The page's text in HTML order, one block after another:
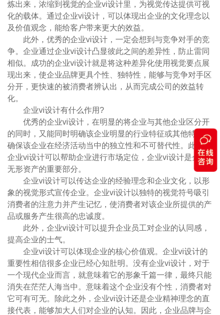
炼出来，浓缩到视觉的企业vi设计里，为视觉传达提供可视
化的载体。通过企业vi设计，可以体现出企业的文化理念以
及价值观念，能给客户带来更大的效益。
此外，优秀的企业vi设计，一定会想到与竞争对手的竞
争。企业通过企业vi设计凸显彼此之间的差异性，防止雷同
相似。成功的企业vi设计就是将这种差异化使用视觉要点展
现出来，使企业品牌更具个性、独特性，能够与竞争对手区
分开，更快速的被消费者辨认出，从而完成公司的效益转
化。
企业vi设计有什么作用?
优秀的企业vi设计，在明显的将企业与其他企业区分开
的同时，又能同时明确该企业明显的行业特征或其他特征，
确保该企业在经济活动当中的独立性和不可替代性。此外，
企业vi设计可以帮助企业进行市场定位，企业vi设计是企业
无形资产的重要部分。
企业vi设计可以传达企业的经验理念和企业文化，以形
象的视觉形式宣传企业。企业vi设计以独特的视觉符号吸引
消费者的注意力并产生记忆，使消费者对该企业所提供的产
品或服务产生很高的忠诚度。
此外，企业vi设计可以提升企业员工对企业的认同感，
提高企业的士气。
企业vi设计可以体现企业的核心价值观。企业vi设计的
重要性相信很多企业已经心知肚明。没有企业vi设计，对于
一个现代企业而言，就意味着它的形象千篇一律，最终只能
消失在茫茫人海当中。意味着这个企业没有个性，消费者对
它可有可无。除此之外，企业vi设计还是企业精神理念的直
接代表，能够加大人们对企业的认知。因此，企业品牌与企